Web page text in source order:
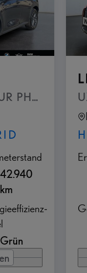
PHEV -
42.940
km
Grün